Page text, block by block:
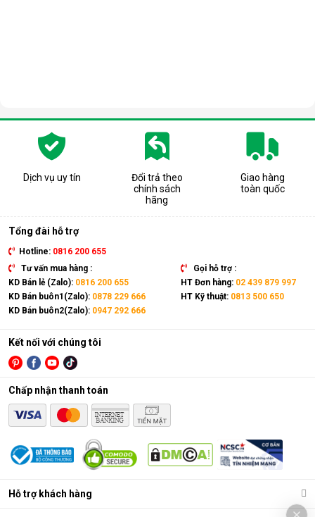
Dịch vụ uy tín
Đổi trả theo
chính sách
hãng
Giao hàng
toàn quốc
Tổng đài hỗ trợ
Hotline: 0816 200 655
Tư vấn mua hàng :
KD Bán lẻ (Zalo): 0816 200 655
KD Bán buôn1(Zalo): 0878 229 666
KD Bán buôn2(Zalo): 0947 292 666
Gọi hỗ trợ :
HT Đơn hàng: 02 439 879 997
HT Kỹ thuật: 0813 500 650
Hỗ trợ khách hàng
Kết nối với chúng tôi
Chấp nhận thanh toán